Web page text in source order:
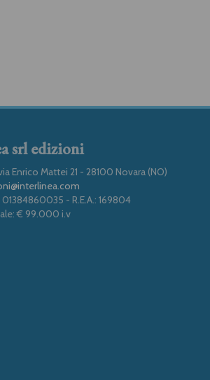
srl edizioni
Enrico Mattei 21 - 28100 Novara (NO)
01384860035 - R.E.A.: 169804
€ 99.000 i.v